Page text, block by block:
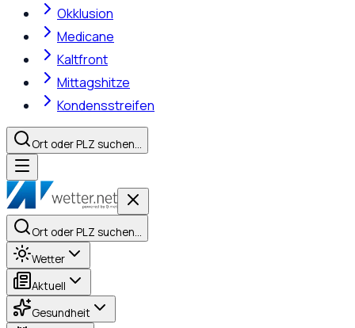
Okklusion
Medicane
Kaltfront
Mittagshitze
Kondensstreifen
Ort oder PLZ suchen…
Ort oder PLZ suchen…
Wetter
Aktuell
Gesundheit